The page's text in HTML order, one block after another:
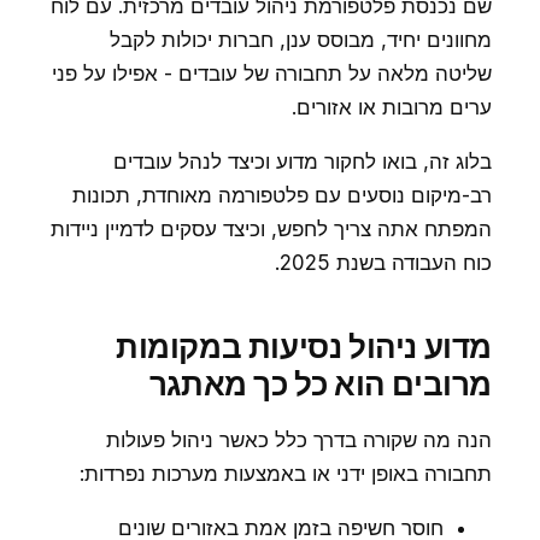
שם נכנסת פלטפורמת ניהול עובדים מרכזית. עם לוח
מחוונים יחיד, מבוסס ענן, חברות יכולות לקבל
שליטה מלאה על תחבורה של עובדים - אפילו על פני
ערים מרובות או אזורים.
בלוג זה, בואו לחקור מדוע וכיצד לנהל עובדים
רב-מיקום נוסעים עם פלטפורמה מאוחדת, תכונות
המפתח אתה צריך לחפש, וכיצד עסקים לדמיין ניידות
כוח העבודה בשנת 2025.
מדוע ניהול נסיעות במקומות
מרובים הוא כל כך מאתגר
הנה מה שקורה בדרך כלל כאשר ניהול פעולות
תחבורה באופן ידני או באמצעות מערכות נפרדות:
חוסר חשיפה בזמן אמת באזורים שונים